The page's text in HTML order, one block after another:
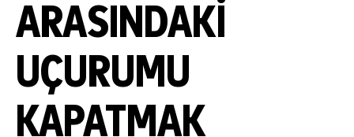
ARASINDAKI
UÇURUMU
KAPATMAK